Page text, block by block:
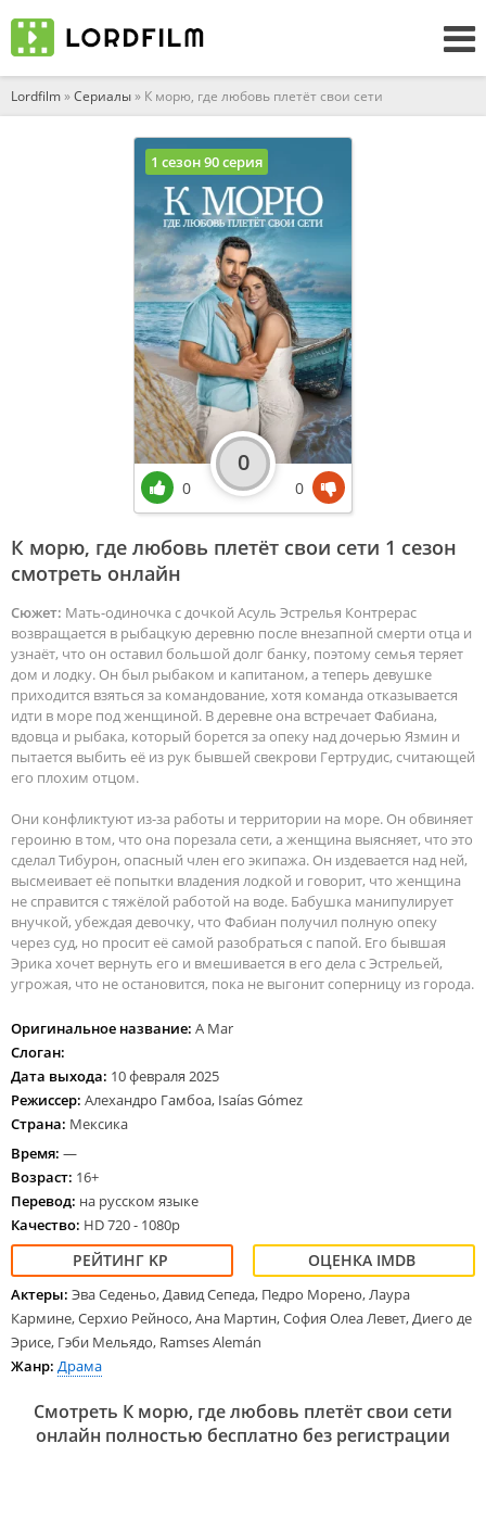
Lordfilm»Сериалы» К морю, где любовь плетёт свои сети
К морю, где любовь плетёт свои сети 1 сезон
смотреть онлайн
Сюжет: Мать-одиночка с дочкой Асуль Эстрелья Контрерас
возвращается в рыбацкую деревню после внезапной смерти отца и
узнаёт, что он оставил большой долг банку, поэтому семья теряет
дом и лодку. Он был рыбаком и капитаном, а теперь девушке
приходится взяться за командование, хотя команда отказывается
идти в море под женщиной. В деревне она встречает Фабиана,
вдовца и рыбака, который борется за опеку над дочерью Язмин и
пытается выбить её из рук бывшей свекрови Гертрудис, считающей
его плохим отцом.
Они конфликтуют из-за работы и территории на море. Он обвиняет
героиню в том, что она порезала сети, а женщина выясняет, что это
сделал Тибурон, опасный член его экипажа. Он издевается над ней,
высмеивает её попытки владения лодкой и говорит, что женщина
не справится с тяжёлой работой на воде. Бабушка манипулирует
внучкой, убеждая девочку, что Фабиан получил полную опеку
через суд, но просит её самой разобраться с папой. Его бывшая
Эрика хочет вернуть его и вмешивается в его дела с Эстрельей,
угрожая, что не остановится, пока не выгонит соперницу из города.
Оригинальное название: A Mar
Слоган:
Дата выхода: 10 февраля 2025
Режиссер: Алехандро Гамбоа, Isaías Gómez
Страна: Мексика
Время: —
Возраст: 16+
Перевод: на русском языке
Качество: HD 720 - 1080p
Актеры: Эва Седеньо, Давид Сепеда, Педро Морено, Лаура
Кармине, Серхио Рейносо, Ана Мартин, София Олеа Левет, Диего де
Эрисе, Гэби Мельядо, Ramses Alemán
Жанр: Драма
1 сезон 90 серия
0
0
0
Смотреть К морю, где любовь плетёт свои сети
онлайн полностью бесплатно без регистрации